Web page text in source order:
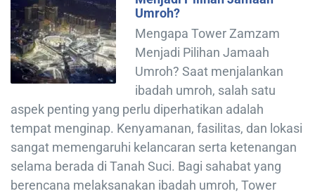
Umroh?
Mengapa Tower Zamzam
Menjadi Pilihan Jamaah
Umroh? Saat menjalankan
ibadah umroh, salah satu
aspek penting yang perlu diperhatikan adalah
tempat menginap. Kenyamanan, fasilitas, dan lokasi
sangat memengaruhi kelancaran serta ketenangan
selama berada di Tanah Suci. Bagi sahabat yang
berencana melaksanakan ibadah umroh, Tower